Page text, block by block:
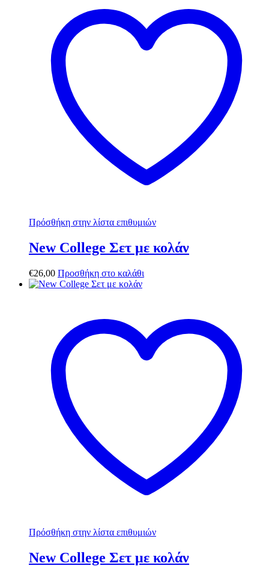
Πρόσθήκη στην λίστα επιθυμιών
New College Σετ με κολάν
€26,00 Προσθήκη στο καλάθι
Πρόσθήκη στην λίστα επιθυμιών
New College Σετ με κολάν